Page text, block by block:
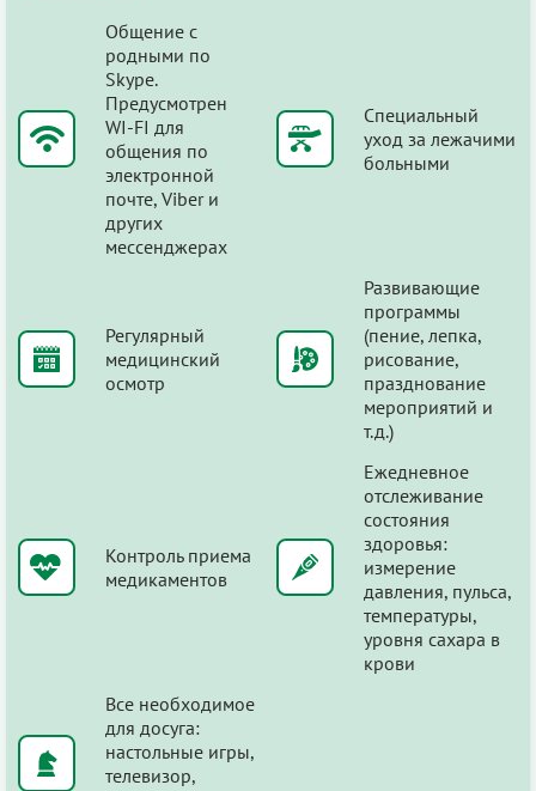
Общение с
родными по
Skype.
Предусмотрен
WI-FI для
общения по
электронной
почте, Viber и
других
мессенджерах
Специальный
уход за лежачими
больными
Регулярный
медицинский
осмотр
Развивающие
программы
(пение, лепка,
рисование,
празднование
мероприятий и
т.д.)
Контроль приема
медикаментов
Ежедневное
отслеживание
состояния
здоровья:
измерение
давления, пульса,
температуры,
уровня сахара в
крови
Все необходимое
для досуга:
настольные игры,
телевизор,